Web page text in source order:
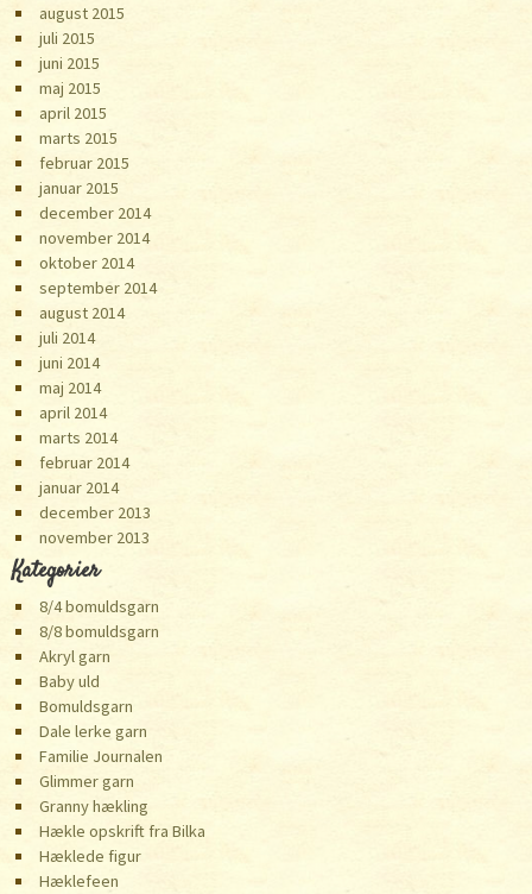
august 2015
juli 2015
juni 2015
maj 2015
april 2015
marts 2015
februar 2015
januar 2015
december 2014
november 2014
oktober 2014
september 2014
august 2014
juli 2014
juni 2014
maj 2014
april 2014
marts 2014
februar 2014
januar 2014
december 2013
november 2013
Kategorier
8/4 bomuldsgarn
8/8 bomuldsgarn
Akryl garn
Baby uld
Bomuldsgarn
Dale lerke garn
Familie Journalen
Glimmer garn
Granny hækling
Hækle opskrift fra Bilka
Hæklede figur
Hæklefeen